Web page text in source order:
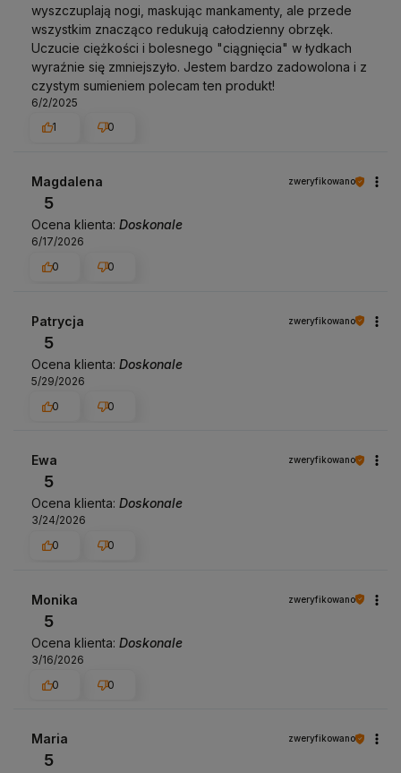
wyszczuplają nogi, maskując mankamenty, ale przede
wszystkim znacząco redukują całodzienny obrzęk.
Uczucie ciężkości i bolesnego "ciągnięcia" w łydkach
wyraźnie się zmniejszyło. Jestem bardzo zadowolona i z
czystym sumieniem polecam ten produkt!
6/2/2025
1
0
Magdalena zweryfikowano
5
Ocena klienta: Doskonale
6/17/2026
0
0
Patrycja zweryfikowano
5
Ocena klienta: Doskonale
5/29/2026
0
0
Ewa zweryfikowano
5
Ocena klienta: Doskonale
3/24/2026
0
0
Monika zweryfikowano
5
Ocena klienta: Doskonale
3/16/2026
0
0
Maria zweryfikowano
5